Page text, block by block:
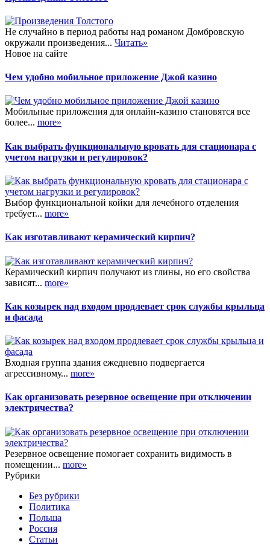
Не случайно в период работы над романом Домбровскую
окружали произведения... Читать»
Новое на сайте
Чем удобно мобильное приложение Джой казино
Мобильные приложения для онлайн-казино становятся все
более... more»
Как выбрать функциональную кровать для стационара с
учетом нагрузки и регулировок?
Выбор функциональной койки для лечебного отделения
требует... more»
Как изготавливают керамический кирпич?
Керамический кирпич получают из глины, но его свойства
зависят... more»
Как козырек над входом продлевает срок службы крыльца
и фасада
Входная группа здания ежедневно подвергается
агрессивному... more»
Как организовать резервное освещение при отключении
электричества?
Резервное освещение помогает сохранить видимость в
помещении... more»
Рубрики
Без рубрики
Политика
Польша
Россия
Статьи